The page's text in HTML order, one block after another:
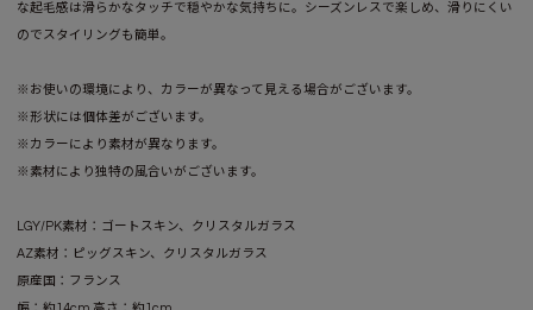
な起毛感は滑らかなタッチで穏やかな気持ちに。シーズンレスで楽しめ、滑りにくい
のでスタイリングも簡単。
※お使いの環境により、カラーが異なって見える場合がございます。
※形状には個体差がございます。
※カラーにより素材が異なります。
※素材により独特の風合いがございます。
LGY/PK素材：ゴートスキン、クリスタルガラス
AZ素材：ピッグスキン、クリスタルガラス
原産国：フランス